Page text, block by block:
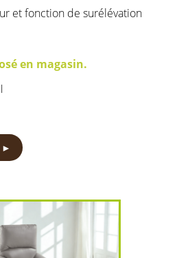
et fonction de surélévation
en magasin.